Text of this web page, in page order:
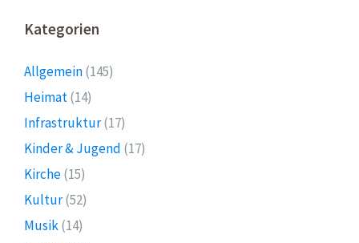
Kategorien
Allgemein(145)
Heimat(14)
Infrastruktur(17)
Kinder & Jugend (17)
Kirche(15)
Kultur(52)
Musik(14)